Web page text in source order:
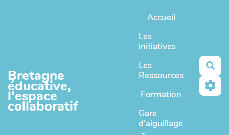
Bretagne
éducative,
l'espace
collaboratif
Accueil
Les
initiatives
Les
Ressources
Formation
Gare
d'aiguillage